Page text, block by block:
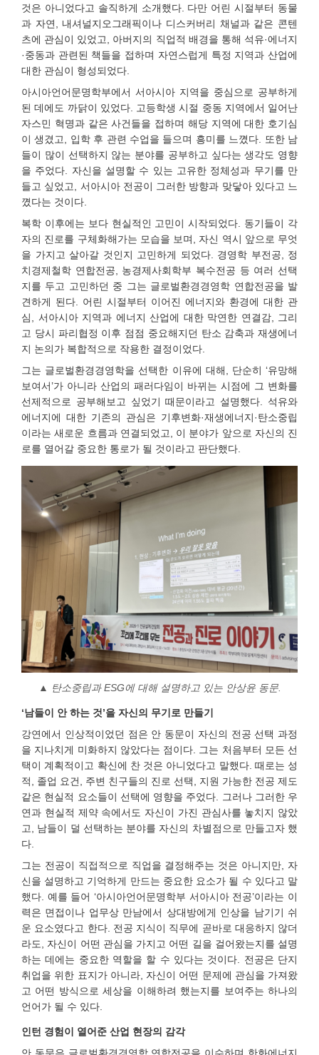
것은 아니었다고 솔직하게 소개했다. 다만 어린 시절부터 동물
과 자연, 내셔널지오그래픽이나 디스커버리 채널과 같은 콘텐
츠에 관심이 있었고, 아버지의 직업적 배경을 통해 석유·에너지
·중동과 관련된 책들을 접하며 자연스럽게 특정 지역과 산업에
대한 관심이 형성되었다.
아시아언어문명학부에서 서아시아 지역을 중심으로 공부하게
된 데에도 까닭이 있었다. 고등학생 시절 중동 지역에서 일어난
자스민 혁명과 같은 사건들을 접하며 해당 지역에 대한 호기심
이 생겼고, 입학 후 관련 수업을 들으며 흥미를 느꼈다. 또한 남
들이 많이 선택하지 않는 분야를 공부하고 싶다는 생각도 영향
을 주었다. 자신을 설명할 수 있는 고유한 정체성과 무기를 만
들고 싶었고, 서아시아 전공이 그러한 방향과 맞닿아 있다고 느
꼈다는 것이다.
복학 이후에는 보다 현실적인 고민이 시작되었다. 동기들이 각
자의 진로를 구체화해가는 모습을 보며, 자신 역시 앞으로 무엇
을 가지고 살아갈 것인지 고민하게 되었다. 경영학 부전공, 정
치경제철학 연합전공, 농경제사회학부 복수전공 등 여러 선택
지를 두고 고민하던 중 그는 글로벌환경경영학 연합전공을 발
견하게 된다. 어린 시절부터 이어진 에너지와 환경에 대한 관
심, 서아시아 지역과 에너지 산업에 대한 막연한 연결감, 그리
고 당시 파리협정 이후 점점 중요해지던 탄소 감축과 재생에너
지 논의가 복합적으로 작용한 결정이었다.
그는 글로벌환경경영학을 선택한 이유에 대해, 단순히 ‘유망해
보여서’가 아니라 산업의 패러다임이 바뀌는 시점에 그 변화를
선제적으로 공부해보고 싶었기 때문이라고 설명했다. 석유와
에너지에 대한 기존의 관심은 기후변화·재생에너지·탄소중립
이라는 새로운 흐름과 연결되었고, 이 분야가 앞으로 자신의 진
로를 열어갈 중요한 통로가 될 것이라고 판단했다.
▲ 탄소중립과 ESG에 대해 설명하고 있는 안상윤 동문.
‘남들이 안 하는 것’을 자신의 무기로 만들기
강연에서 인상적이었던 점은 안 동문이 자신의 전공 선택 과정
을 지나치게 미화하지 않았다는 점이다. 그는 처음부터 모든 선
택이 계획적이고 확신에 찬 것은 아니었다고 말했다. 때로는 성
적, 졸업 요건, 주변 친구들의 진로 선택, 지원 가능한 전공 제도
같은 현실적 요소들이 선택에 영향을 주었다. 그러나 그러한 우
연과 현실적 제약 속에서도 자신이 가진 관심사를 놓치지 않았
고, 남들이 덜 선택하는 분야를 자신의 차별점으로 만들고자 했
다.
그는 전공이 직접적으로 직업을 결정해주는 것은 아니지만, 자
신을 설명하고 기억하게 만드는 중요한 요소가 될 수 있다고 말
했다. 예를 들어 ‘아시아언어문명학부 서아시아 전공’이라는 이
력은 면접이나 업무상 만남에서 상대방에게 인상을 남기기 쉬
운 요소였다고 한다. 전공 지식이 직무에 곧바로 대응하지 않더
라도, 자신이 어떤 관심을 가지고 어떤 길을 걸어왔는지를 설명
하는 데에는 중요한 역할을 할 수 있다는 것이다. 전공은 단지
취업을 위한 표지가 아니라, 자신이 어떤 문제에 관심을 가져왔
고 어떤 방식으로 세상을 이해하려 했는지를 보여주는 하나의
언어가 될 수 있다.
인턴 경험이 열어준 산업 현장의 감각